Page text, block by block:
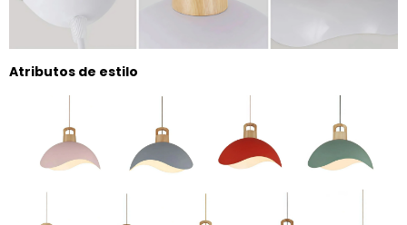
Atributos de estilo